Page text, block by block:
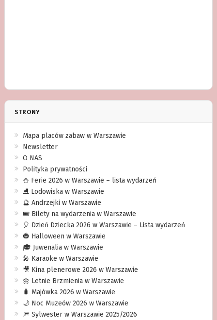
STRONY
Mapa placów zabaw w Warszawie
Newsletter
O NAS
Polityka prywatności
⛄️ Ferie 2026 w Warszawie – lista wydarzeń
⛸ Lodowiska w Warszawie
🔮 Andrzejki w Warszawie
🎟️ Bilety na wydarzenia w Warszawie
🎈 Dzień Dziecka 2026 w Warszawie – Lista wydarzeń
🎃 Halloween w Warszawie
🎓 Juwenalia w Warszawie
🎤 Karaoke w Warszawie
🎥 Kina plenerowe 2026 w Warszawie
🌼 Letnie Brzmienia w Warszawie
🧳 Majówka 2026 w Warszawie
🌙 Noc Muzeów 2026 w Warszawie
🎆 Sylwester w Warszawie 2025/2026